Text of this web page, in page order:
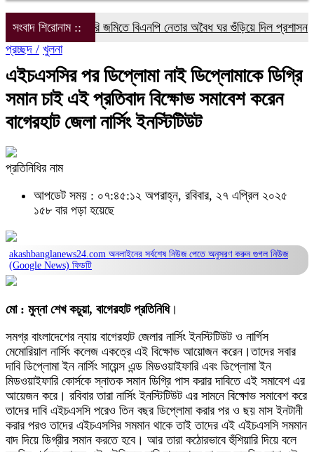
সংবাদ শিরোনাম ::সরকারি জমিতে বিএনপি নেতার অবৈধ ঘর গুঁড়িয়ে দিল প্রশাসন
প্রচ্ছদ / খুলনা
এইচএসসির পর ডিপ্লোমা নাই ডিপ্লোমাকে ডিগ্রি
সমান চাই এই প্রতিবাদ বিক্ষোভ সমাবেশ করেন
বাগেরহাট জেলা নার্সিং ইনস্টিটিউট
প্রতিনিধির নাম
আপডেট সময় : ০৭:৪৫:১২ অপরাহ্ন, রবিবার, ২৭ এপ্রিল ২০২৫
১৫৮ বার পড়া হয়েছে
akashbanglanews24.com অনলাইনের সর্বশেষ নিউজ পেতে অনুসরণ করুন গুগল নিউজ
(Google News) ফিডটি
মো : মুন্না শেখ কচুয়া, বাগেরহাট প্রতিনিধি।
সমগ্র বাংলাদেশের ন্যায় বাগেরহাট জেলার নার্সিং ইনস্টিটিউট ও নার্গিস
মেমোরিয়াল নার্সিং কলেজ একত্রে এই বিক্ষোভ আয়োজন করেন।তাদের সবার
দাবি ডিপ্লোমা ইন নার্সিং সায়েন্স এন্ড মিডওয়াইফারি এবং ডিপ্লোমা ইন
মিডওয়াইফারি কোর্সকে স্নাতক সমান ডিগ্রি পাস করার দাবিতে এই সমাবেশ এর
আয়েজন করে। রবিবার তারা নার্সিং ইনস্টিটিউট এর সামনে বিক্ষোভ সমাবেশ করে
তাদের দাবি এইচএসসি পরেও তিন বছর ডিপ্লোমা করার পর ও ছয় মাস ইনটানী
করার পরও তাদের এইচএসসির সমমান থাকে তাই তাদের এই এইচএসসি সমমান
বাদ দিয়ে ডিগ্রীর সমান করতে হবে। আর তারা কঠোরভাবে হুঁশিয়ারি দিয়ে বলে